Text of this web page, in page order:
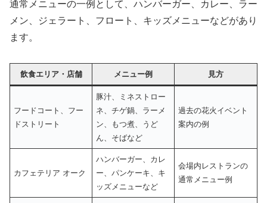
通常メニューの一例として、ハンバーガー、カレー、ラー
メン、ジェラート、フロート、キッズメニューなどがあり
ます。
飲食エリア・店舗 メニュー例 見方
フードコート、フー
ドストリート
豚汁、ミネストロー
ネ、チゲ鍋、ラーメ
ン、もつ煮、うど
ん、そばなど
過去の花火イベント
案内の例
カフェテリア オーク
ハンバーガー、カレ
ー、パンケーキ、キ
ッズメニューなど
会場内レストランの
通常メニュー例